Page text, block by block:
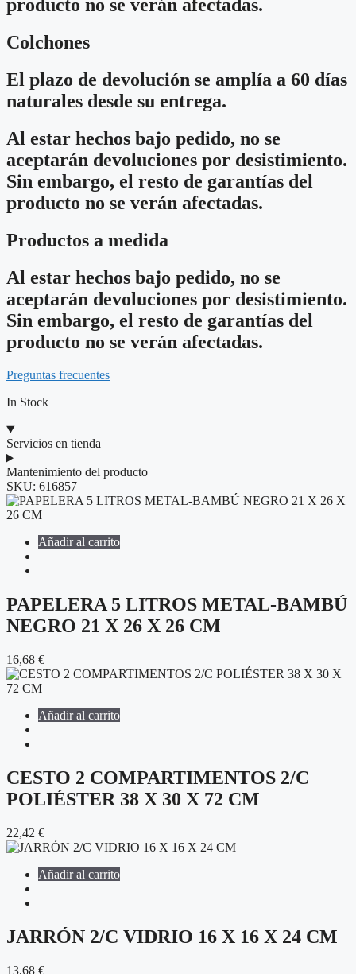
producto no se verán afectadas.
Colchones
El plazo de devolución se amplía a 60 días
naturales desde su entrega.
Al estar hechos bajo pedido, no se
aceptarán devoluciones por desistimiento.
Sin embargo, el resto de garantías del
producto no se verán afectadas.
Productos a medida
Al estar hechos bajo pedido, no se
aceptarán devoluciones por desistimiento.
Sin embargo, el resto de garantías del
producto no se verán afectadas.
Preguntas frecuentes
In Stock
Servicios en tienda
Mantenimiento del producto
SKU: 616857
Añadir al carrito
PAPELERA 5 LITROS METAL-BAMBÚ
NEGRO 21 X 26 X 26 CM
16,68 €
Añadir al carrito
CESTO 2 COMPARTIMENTOS 2/C
POLIÉSTER 38 X 30 X 72 CM
22,42 €
Añadir al carrito
JARRÓN 2/C VIDRIO 16 X 16 X 24 CM
13,68 €